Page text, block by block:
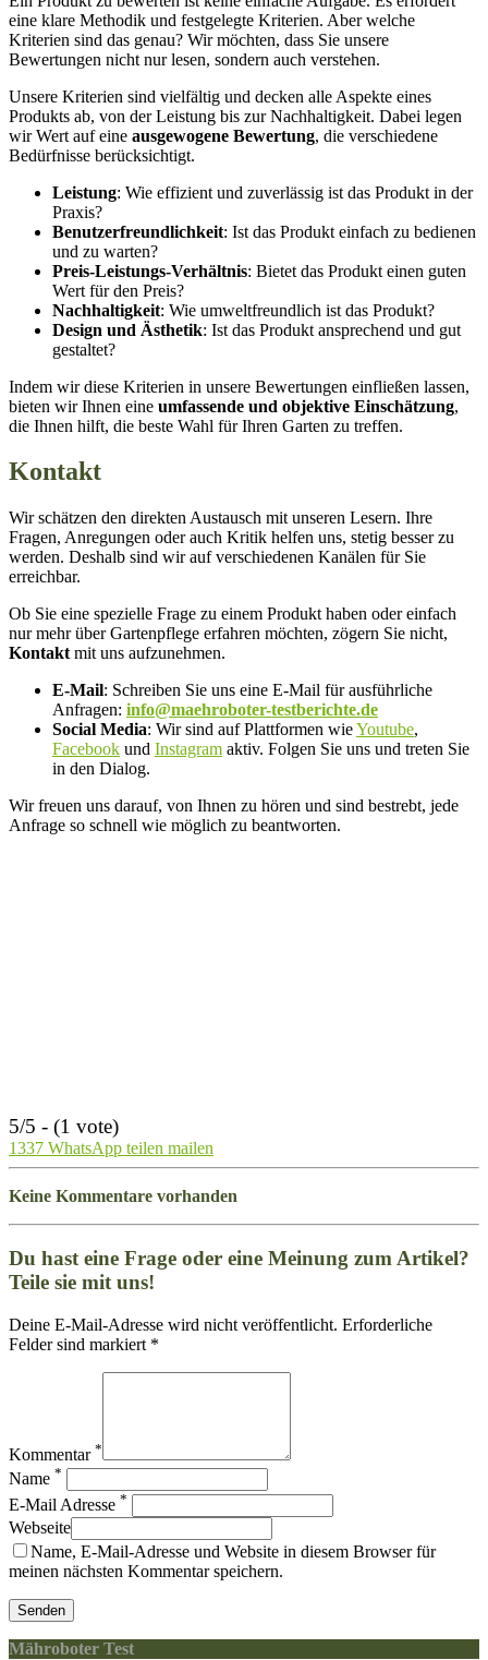
eine klare Methodik und festgelegte Kriterien. Aber welche
Kriterien sind das genau? Wir möchten, dass Sie unsere
Bewertungen nicht nur lesen, sondern auch verstehen.
Unsere Kriterien sind vielfältig und decken alle Aspekte eines
Produkts ab, von der Leistung bis zur Nachhaltigkeit. Dabei legen
wir Wert auf eine ausgewogene Bewertung, die verschiedene
Bedürfnisse berücksichtigt.
Leistung: Wie effizient und zuverlässig ist das Produkt in der
Praxis?
Benutzerfreundlichkeit: Ist das Produkt einfach zu bedienen
und zu warten?
Preis-Leistungs-Verhältnis: Bietet das Produkt einen guten
Wert für den Preis?
Nachhaltigkeit: Wie umweltfreundlich ist das Produkt?
Design und Ästhetik: Ist das Produkt ansprechend und gut
gestaltet?
Indem wir diese Kriterien in unsere Bewertungen einfließen lassen,
bieten wir Ihnen eine umfassende und objektive Einschätzung,
die Ihnen hilft, die beste Wahl für Ihren Garten zu treffen.
Kontakt
Wir schätzen den direkten Austausch mit unseren Lesern. Ihre
Fragen, Anregungen oder auch Kritik helfen uns, stetig besser zu
werden. Deshalb sind wir auf verschiedenen Kanälen für Sie
erreichbar.
Ob Sie eine spezielle Frage zu einem Produkt haben oder einfach
nur mehr über Gartenpflege erfahren möchten, zögern Sie nicht,
Kontakt mit uns aufzunehmen.
E-Mail: Schreiben Sie uns eine E-Mail für ausführliche
Anfragen: info@maehroboter-testberichte.de
Social Media: Wir sind auf Plattformen wieYoutube,
Facebook und Instagram aktiv. Folgen Sie uns und treten Sie
in den Dialog.
Wir freuen uns darauf, von Ihnen zu hören und sind bestrebt, jede
Anfrage so schnell wie möglich zu beantworten.
5/5 - (1 vote)
1337 WhatsApp teilen mailen
Keine Kommentare vorhanden
Du hast eine Frage oder eine Meinung zum Artikel?
Teile sie mit uns!
Deine E-Mail-Adresse wird nicht veröffentlicht. Erforderliche
Felder sind markiert *
Kommentar *
Name *
E-Mail Adresse *
Webseite
Name, E-Mail-Adresse und Website in diesem Browser für
meinen nächsten Kommentar speichern.
Mähroboter Test